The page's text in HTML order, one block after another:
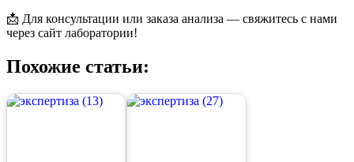
📩 Для консультации или заказа анализа — свяжитесь с нами
через сайт лаборатории!
Похожие статьи: